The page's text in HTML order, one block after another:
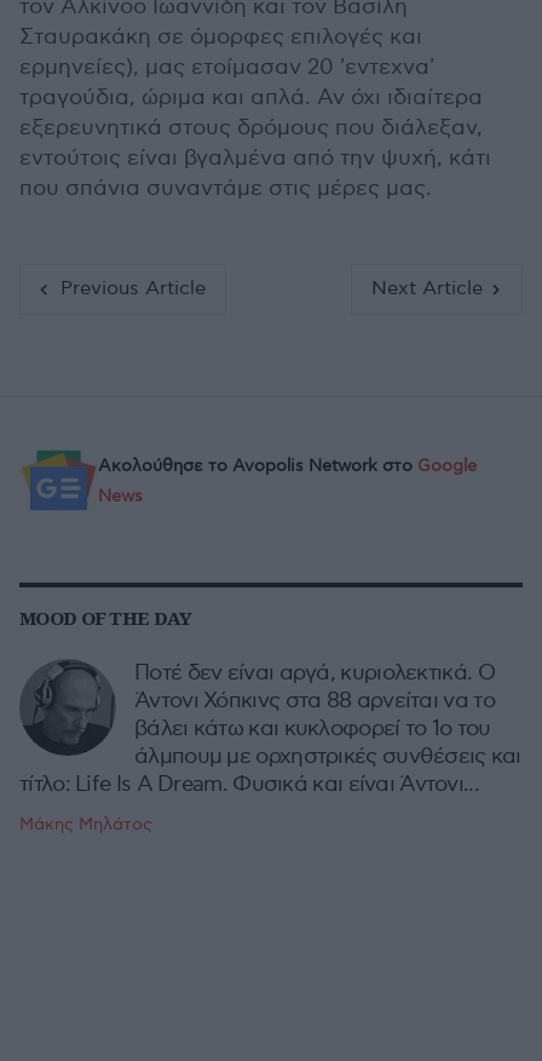
τον Αλκίνοο Ιωαννίδη και τον Βασίλη
Σταυρακάκη σε όμορφες επιλογές και
ερμηνείες), μας ετοίμασαν 20 'εντεχνα'
τραγούδια, ώριμα και απλά. Αν όχι ιδιαίτερα
εξερευνητικά στους δρόμους που διάλεξαν,
εντούτοις είναι βγαλμένα από την ψυχή, κάτι
που σπάνια συναντάμε στις μέρες μας.
Ακολούθησε το Avopolis Network στο Google
News
MOOD OF THE DAY
Ποτέ δεν είναι αργά, κυριολεκτικά. Ο
Άντονι Χόπκινς στα 88 αρνείται να το
βάλει κάτω και κυκλοφορεί το 1ο του
άλμπουμ με ορχηστρικές συνθέσεις και
τίτλο: Life Is A Dream. Φυσικά και είναι Άντονι...
Μάκης Μηλάτος
Previous Article Next Article